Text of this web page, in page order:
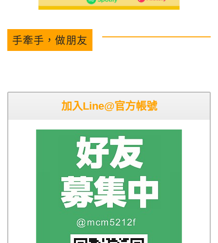
手牽手，做朋友
加入Line@官方帳號